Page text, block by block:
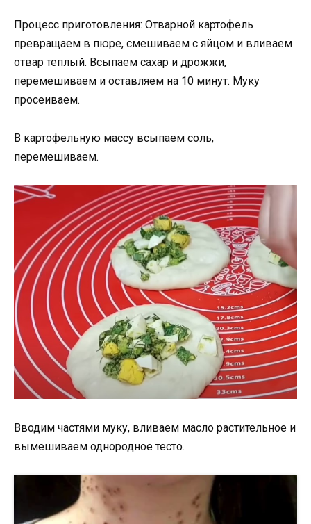
Процесс приготовления: Отварной картофель
превращаем в пюре, смешиваем с яйцом и вливаем
отвар теплый. Всыпаем сахар и дрожжи,
перемешиваем и оставляем на 10 минут. Муку
просеиваем.
В картофельную массу всыпаем соль,
перемешиваем.
Вводим частями муку, вливаем масло растительное и
вымешиваем однородное тесто.